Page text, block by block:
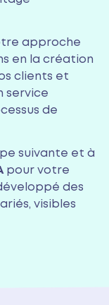
approche
en la création
clients et
service
de
suivante et à
pour votre
des
visibles